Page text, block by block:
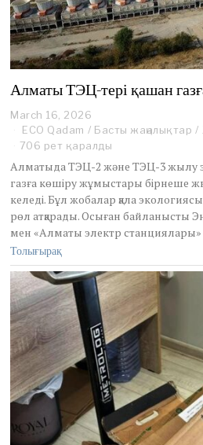
Алматы ТЭЦ-тері қашан
March 16, 2026
a
r
h
1
6
,
6
ECO Qadam / Басты жаңалықтар /
706 рет қаралды
Алматыда ТЭЦ-2 және ТЭЦ-3 жылу
газға көшіру жұмыстары бірнеше
келеді. Бұл жобалар қала
рөл атқарады. Осыған байланысты
мен «Алматы электр
Толығырақ